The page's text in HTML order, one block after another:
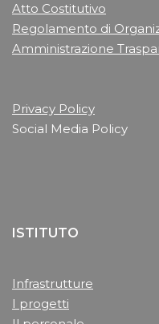
Atto Costitutivo
Regolamento di
Amministrazione
Privacy Policy
Social Media Policy
ISTITUTO
Infrastrutture
I progetti